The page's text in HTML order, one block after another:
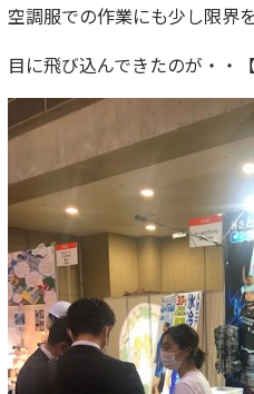
空調服での作業にも少し限界
目に飛び込んできたのが・・